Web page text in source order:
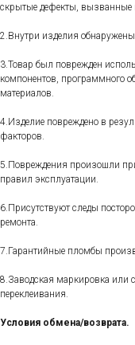
скрытые дефекты,
2.Внутри изделия
3.Товар был поврежден
компонентов, программного
материалов.
4.Изделие повреждено в
факторов.
5.Повреждения произошли
правил эксплуатации.
6.Присутствуют следы
ремонта.
7.Гарантийные пломбы
8.Заводская маркировка или
переклеивания.
Условия обмена/возврата.